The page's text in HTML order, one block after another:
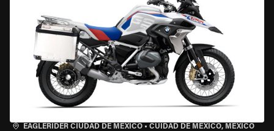
EAGLERIDER CIUDAD DE MÉXICO • CUIDAD DE MEXICO, MEXICO